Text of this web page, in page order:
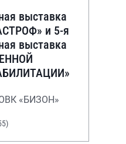
выставка
и 5-я
выставка
«БИЗОН»